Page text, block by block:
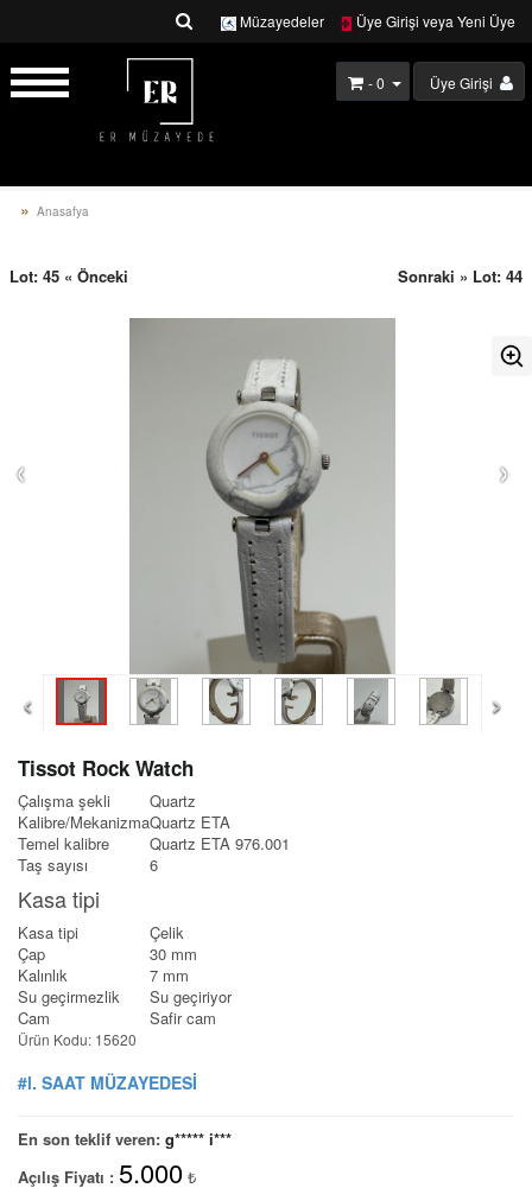
Müzayedeler Üye Girişi veya Yeni Üye
Üye Girişi
- 0
Anasafya
Lot: 45 « Önceki Sonraki » Lot: 44
‹ ›
‹ ›
Tissot Rock Watch
Çalışma şekli
Quartz
Kalibre/MekanizmaQuartz ETA
Temel kalibre
Quartz ETA 976.001
Taş sayısı
6
Kasa tipi
Kasa tipi
Çelik
Çap
30 mm
Kalınlık
7 mm
Su geçirmezlik
Su geçiriyor
Cam
Safir cam
Ürün Kodu: 15620
#l. SAAT MÜZAYEDESİ
En son teklif veren: g***** i***
Açılış Fiyatı : 5.000 ₺